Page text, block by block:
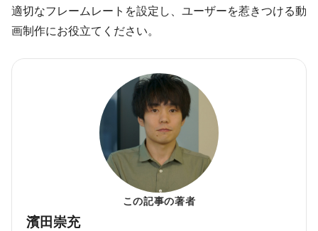
適切なフレームレートを設定し、ユーザーを惹きつける動
画制作にお役立てください。
この記事の著者
濱田崇充